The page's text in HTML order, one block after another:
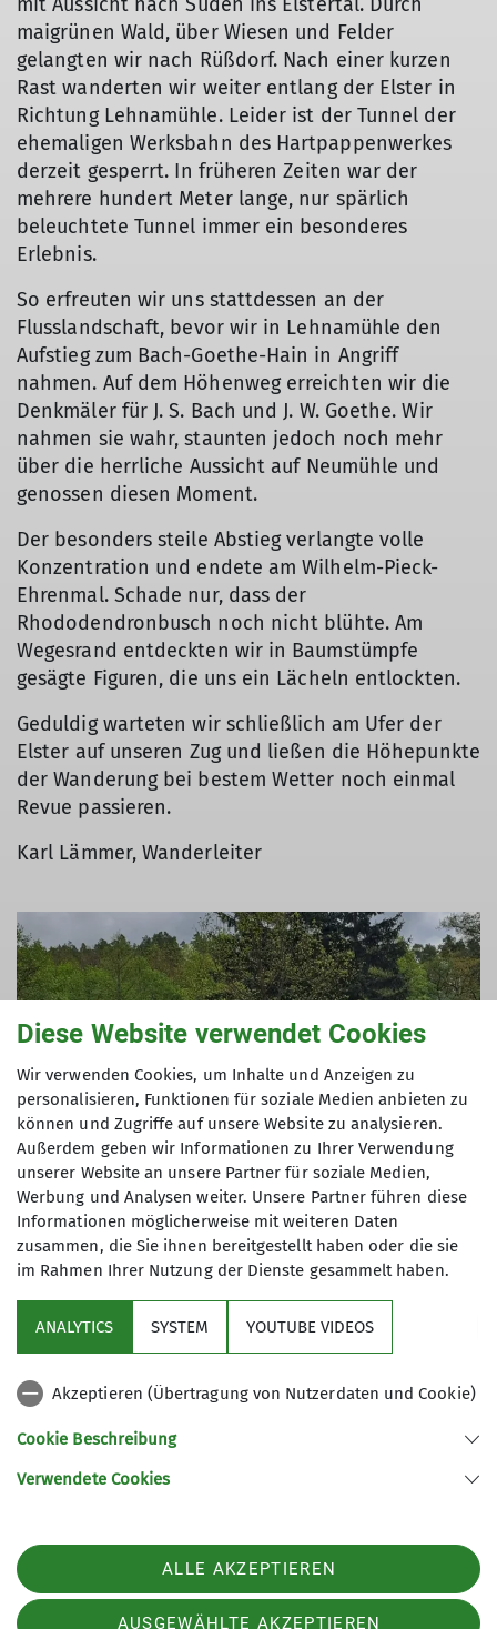
maigrünen Wald, über Wiesen und Felder
gelangten wir nach Rüßdorf. Nach einer kurzen
Rast wanderten wir weiter entlang der Elster in
Richtung Lehnamühle. Leider ist der Tunnel der
ehemaligen Werksbahn des Hartpappenwerkes
derzeit gesperrt. In früheren Zeiten war der
mehrere hundert Meter lange, nur spärlich
beleuchtete Tunnel immer ein besonderes
Erlebnis.
So erfreuten wir uns stattdessen an der
Flusslandschaft, bevor wir in Lehnamühle den
Aufstieg zum Bach-Goethe-Hain in Angriff
nahmen. Auf dem Höhenweg erreichten wir die
Denkmäler für J. S. Bach und J. W. Goethe. Wir
nahmen sie wahr, staunten jedoch noch mehr
über die herrliche Aussicht auf Neumühle und
genossen diesen Moment.
Der besonders steile Abstieg verlangte volle
Konzentration und endete am Wilhelm-Pieck-
Ehrenmal. Schade nur, dass der
Rhododendronbusch noch nicht blühte. Am
Wegesrand entdeckten wir in Baumstümpfe
gesägte Figuren, die uns ein Lächeln entlockten.
Geduldig warteten wir schließlich am Ufer der
Elster auf unseren Zug und ließen die Höhepunkte
der Wanderung bei bestem Wetter noch einmal
Revue passieren.
Karl Lämmer, Wanderleiter
© Karl Lämmer
Sektion
Aktuelles
07545 Gera
Telefon +4915208590974
Diese Website verwendet Cookies
Wir verwenden Cookies, um Inhalte und Anzeigen zu
personalisieren, Funktionen für soziale Medien anbieten zu
können und Zugriffe auf unsere Website zu analysieren.
Außerdem geben wir Informationen zu Ihrer Verwendung
unserer Website an unsere Partner für soziale Medien,
Werbung und Analysen weiter. Unsere Partner führen diese
Informationen möglicherweise mit weiteren Daten
zusammen, die Sie ihnen bereitgestellt haben oder die sie
im Rahmen Ihrer Nutzung der Dienste gesammelt haben.
ANALYTICS SYSTEM YOUTUBE VIDEOS
Akzeptieren (Übertragung von Nutzerdaten und Cookie)
Cookie Beschreibung
Verwendete Cookies
ALLE AKZEPTIEREN
AUSGEWÄHLTE AKZEPTIEREN